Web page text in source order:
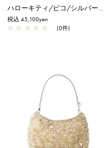
ハローキティ/ピコ/シルバーゴールド【オンラインストア先行販売商品】
税込 45,100yen
☆ ☆ ☆ ☆ ☆ (0件)